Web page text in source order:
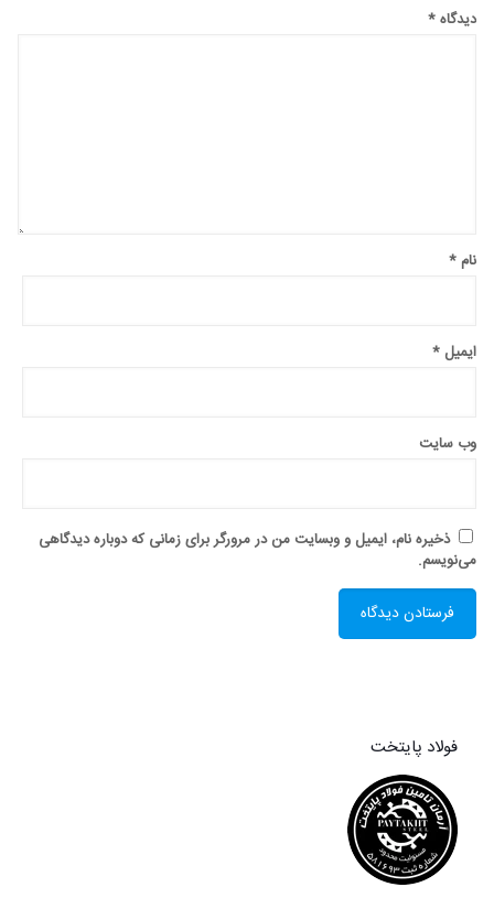
دیدگاه*
نام *
ایمیل *
وب‌ سایت
ذخیره نام، ایمیل و وبسایت من در مرورگر برای زمانی که دوباره دیدگاهی
می‌نویسم.
فولاد پایتخت